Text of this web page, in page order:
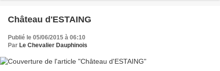
Château d'ESTAING
Publié le 05/06/2015 à 06:10
Par Le Chevalier Dauphinois